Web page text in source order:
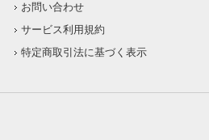
お問い合わせ
サービス利用規約
特定商取引法に基づく表示